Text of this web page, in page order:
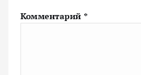
Комментарий *